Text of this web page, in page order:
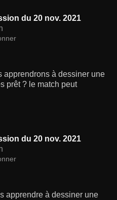
du 20 nov. 2021
apprendrons à dessiner une
prêt ? le match peut
du 20 nov. 2021
apprendre à dessiner une